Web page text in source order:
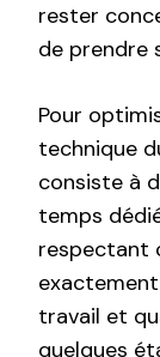
rester
de prendre
Pour
technique
consiste à
temps
respectant
travail et
quelques